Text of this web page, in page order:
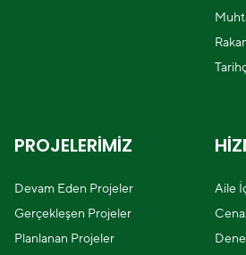
PROJELERİMİZ
Devam Eden Projeler
Gerçekleşen Projeler
Planlanan Projeler
Aile